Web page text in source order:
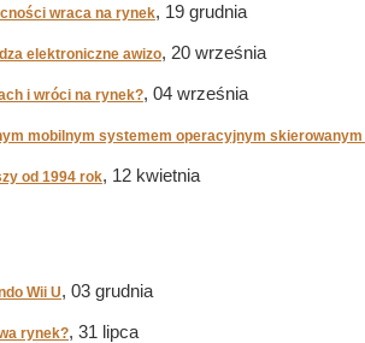
wraca na rynek, 19 grudnia
elektroniczne awizo, 20 września
i wróci na rynek?, 04 września
mobilnym systemem operacyjnym
od 1994 rok, 12 kwietnia
Wii U, 03 grudnia
rynek?, 31 lipca